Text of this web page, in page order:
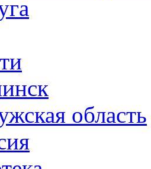
область